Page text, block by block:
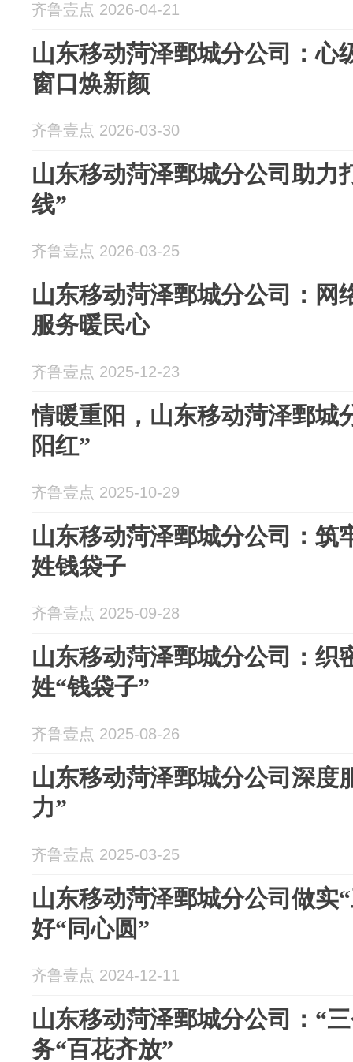
齐鲁壹点 2026-04-21
山东移动菏泽鄄城分公司：心
窗口焕新颜
齐鲁壹点 2026-03-30
山东移动菏泽鄄城分公司助力
线”
齐鲁壹点 2026-03-25
山东移动菏泽鄄城分公司：网
服务暖民心
齐鲁壹点 2025-12-23
情暖重阳，山东移动菏泽鄄城
阳红”
齐鲁壹点 2025-10-29
山东移动菏泽鄄城分公司：筑
姓钱袋子
齐鲁壹点 2025-09-28
山东移动菏泽鄄城分公司：织
姓“钱袋子”
齐鲁壹点 2025-08-26
山东移动菏泽鄄城分公司深度
力”
齐鲁壹点 2025-03-25
山东移动菏泽鄄城分公司做实
好“同心圆”
齐鲁壹点 2024-12-11
山东移动菏泽鄄城分公司：“
务“百花齐放”